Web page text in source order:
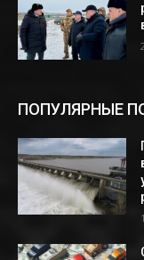
ПОПУЛЯРНЫЕ